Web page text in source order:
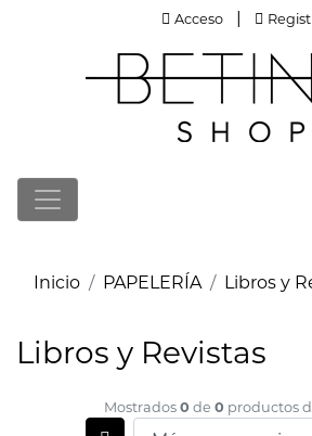
Acceso
Acceso |
Inicio PAPELERÍA Libros y
Libros y Revistas
Mostrados0 de 0 productos